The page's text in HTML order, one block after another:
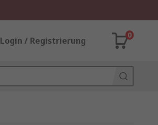
Login / Registrierung
0